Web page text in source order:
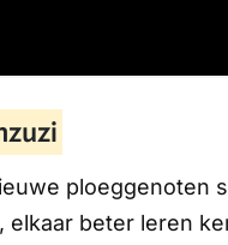
ploeggenoten
elkaar beter leren